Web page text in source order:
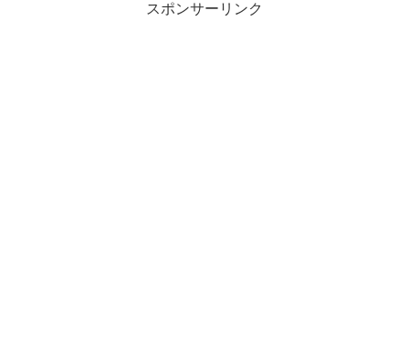
スポンサーリンク